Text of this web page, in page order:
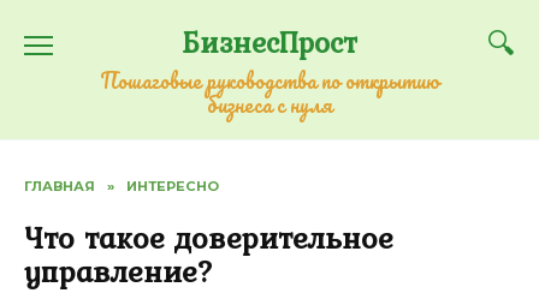
содержанию
БизнесПрост
Пошаговые руководства по открытию
бизнеса с нуля
ГЛАВНАЯ » ИНТЕРЕСНО
Что такое доверительное
управление?